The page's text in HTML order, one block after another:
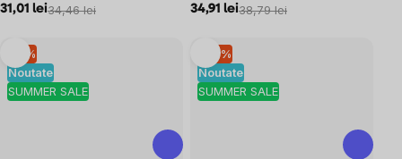
31,01 lei34,46 lei 34,91 lei38,79 lei
Noutate
SUMMER SALE
–9 %
Noutate
SUMMER SALE
–10 %